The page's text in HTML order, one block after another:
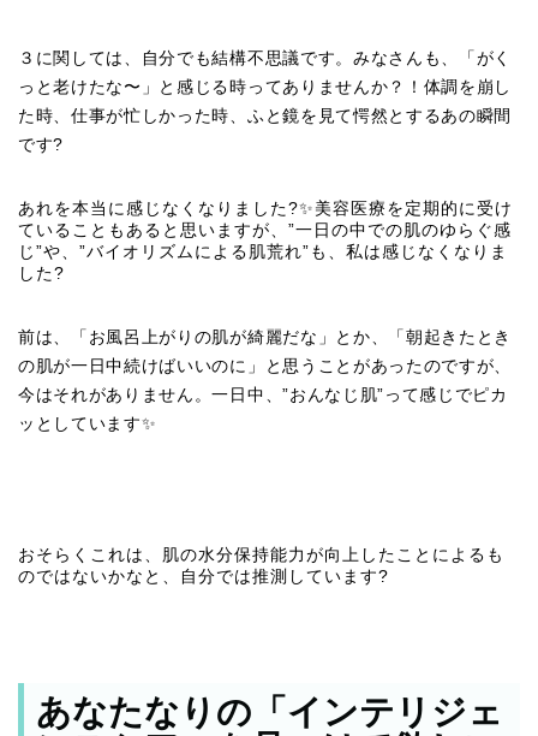
３に関しては、自分でも結構不思議です。みなさんも、「がく
っと老けたな〜」と感じる時ってありませんか？！体調を崩し
た時、仕事が忙しかった時、ふと鏡を見て愕然とするあの瞬間
です?
あれを本当に感じなくなりました?✨美容医療を定期的に受け
ていることもあると思いますが、”一日の中での肌のゆらぐ感
じ”や、”バイオリズムによる肌荒れ”も、私は感じなくなりま
した?
前は、「お風呂上がりの肌が綺麗だな」とか、「朝起きたとき
の肌が一日中続けばいいのに」と思うことがあったのですが、
今はそれがありません。一日中、”おんなじ肌”って感じでピカ
ッとしています✨
おそらくこれは、肌の水分保持能力が向上したことによるも
のではないかなと、自分では推測しています?
あなたなりの「インテリジェ